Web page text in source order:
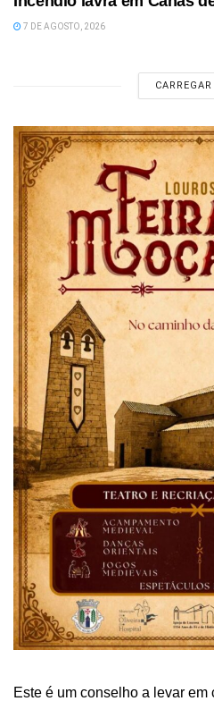
7 DE AGOSTO, 2026
Este é um conselho a levar em